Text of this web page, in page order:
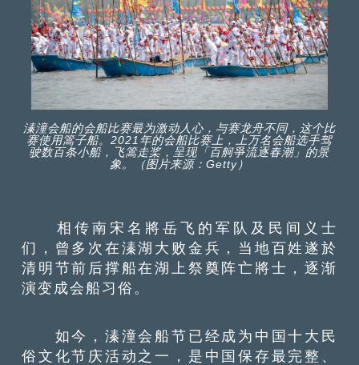
溱潼会船的会船比赛最为激动人心，与赛龙舟不同，这个比
赛使用篙子船。2021年的会船比赛上，上万名会船选手驾
驶数百条小船，飞篙走桨，呈现「百舸爭流逐春潮」的景
象。（图片来源：Getty）
相传南宋名將岳飞的军队及民间义士
们，曾多次在溱湖大败金兵，当地百姓遂於
清明节前后撑船在湖上祭奠阵亡將士，逐渐
演变成会船习俗。
如今，溱潼会船节已经成为中国十大民
俗文化节庆活动之一，是中国保存最完整、